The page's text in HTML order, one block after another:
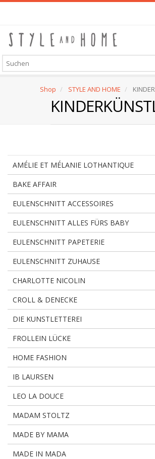
Skip
content
Shop STYLE AND HOME
AMÉLIE ET MÉLANIE LOTHANTIQUE
BAKE AFFAIR
EULENSCHNITT ACCESSOIRES
EULENSCHNITT ALLES FÜRS BABY
EULENSCHNITT PAPETERIE
EULENSCHNITT ZUHAUSE
CHARLOTTE NICOLIN
CROLL & DENECKE
DIE KUNSTLETTEREI
FROLLEIN LÜCKE
HOME FASHION
IB LAURSEN
LEO LA DOUCE
MADAM STOLTZ
MADE BY MAMA
MADE IN MADA